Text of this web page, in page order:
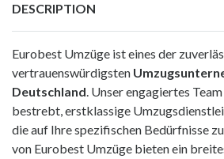
DESCRIPTION
Eurobest Umzüge ist eines der
vertrauenswürdigsten
Deutschland. Unser engagiertes
bestrebt, erstklassige
die auf Ihre spezifischen Bedürfnisse
von Eurobest Umzüge bieten ein